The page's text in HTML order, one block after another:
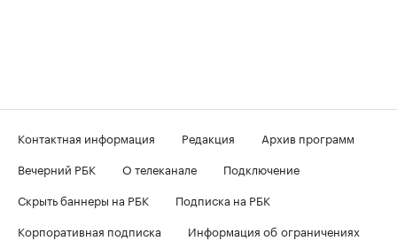
Контактная информация Редакция
Архив программ
Вечерний РБК
О телеканале
Подключение
Скрыть баннеры на РБК
Подписка на РБК
Корпоративная подписка
Информация об ограничениях